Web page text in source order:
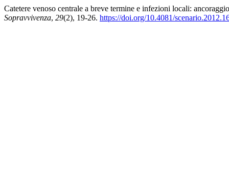
Catetere venoso centrale a breve termine e infezioni locali:
Sopravvivenza, 29(2), 19-26. https://doi.org/10.4081/